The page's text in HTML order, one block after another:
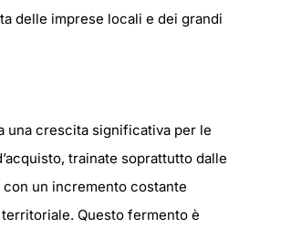
delle imprese locali e dei grandi
una crescita significativa per le
trainate soprattutto dalle
un incremento costante
Questo fermento è